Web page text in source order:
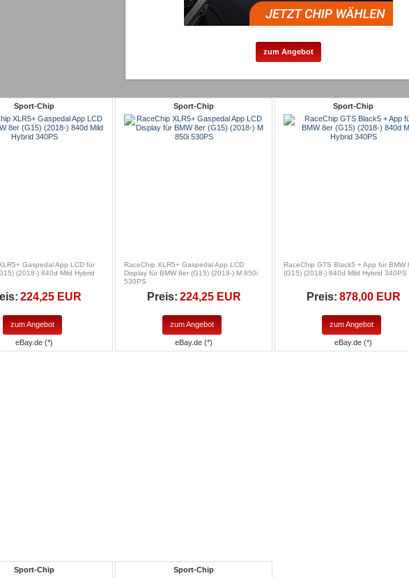
zum Angebot
Sport-Chip
Gaspedal App LCD für
(2018-) 840d Mild Hybrid
224,25 EUR
zum Angebot
eBay.de (*)
Sport-Chip
RaceChip XLR5+ Gaspedal App LCD
Display für BMW 8er (G15) (2018-) M 850i
530PS
Preis: 224,25 EUR
zum Angebot
eBay.de (*)
Sport-Chip
RaceChip GTS Black5 + App für BMW
(G15) (2018-) 840d Mild Hybrid 340PS
Preis: 878,00 EUR
zum Angebot
eBay.de (*)
Sport-Chip Sport-Chip